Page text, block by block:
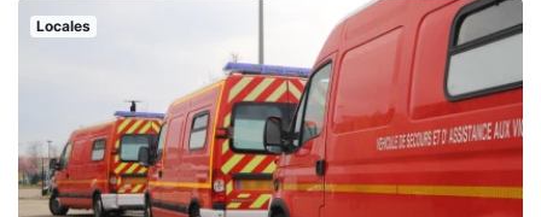
Locales